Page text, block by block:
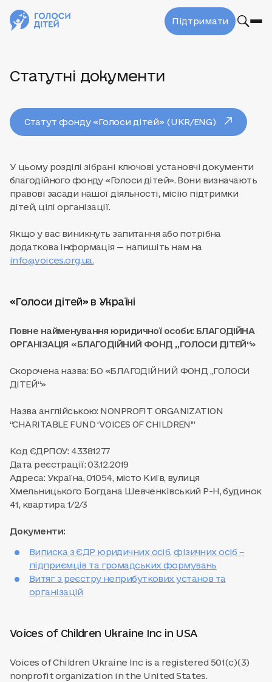
Підтримати
Статутні документи
Статут фонду «Голоси дітей» (UKR/ENG)
У цьому розділі зібрані ключові установчі документи
благодійного фонду «Голоси дітей». Вони визначають
правові засади нашої діяльності, місію підтримки
дітей, цілі організації.
Якщо у вас виникнуть запитання або потрібна
додаткова інформація — напишіть нам на
info@voices.org.ua.
«Голоси дітей» в Україні
Повне найменування юридичної особи: БЛАГОДІЙНА
ОРГАНІЗАЦІЯ «БЛАГОДІЙНИЙ ФОНД „ГОЛОСИ ДІТЕЙ“»
Скорочена назва: БО «БЛАГОДІЙНИЙ ФОНД „ГОЛОСИ
ДІТЕЙ“»
Назва англійською: NONPROFIT ORGANIZATION
“CHARITABLE FUND ‘VOICES OF CHILDREN’”
Код ЄДРПОУ: 43381277
Дата реєстрації: 03.12.2019
Адреса: Україна, 01054, місто Київ, вулиця
Хмельницького Богдана Шевченківський Р-Н, будинок
41, квартира 1/2/3
Документи:
Виписка з ЄДР юридичних осіб, фізичних осіб –
підприємців та громадських формувань
Витяг з реєстру неприбуткових установ та
організацій
Voices of Children Ukraine Inc in USA
Voices of Children Ukraine Inc is a registered 501(c)(3)
nonprofit organization in the United States.